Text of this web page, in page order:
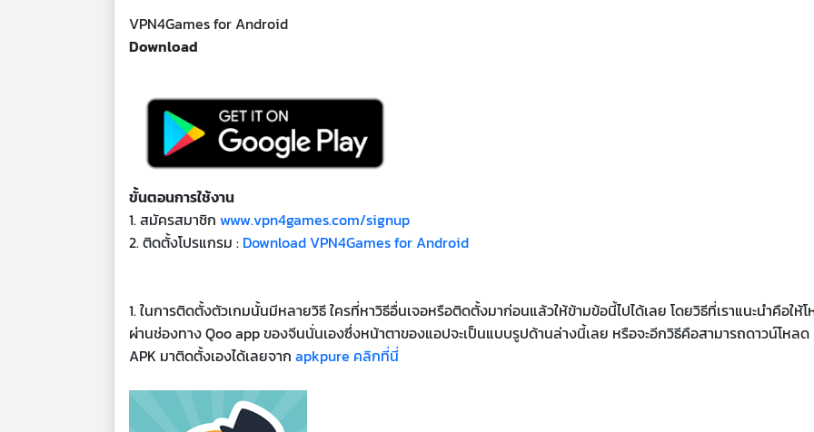
VPN4Games for Android
Download
ขั้นตอนการใช้งาน
1. สมัครสมาชิก www.vpn4games.com/signup
2. ติดตั้งโปรแกรม : Download VPN4Games for Android
1. ในการติดตั้งตัวเกมนั้นมีหลายวิธี ใครที่หาวิธีอื่นเจอหรือติดตั้งมาก่อนแล้วให้ข้ามข้อนี้ไปได้เลย โดยวิธีที่เราแนะนำคือให้
ผ่านช่องทาง Qoo app ของจีนนั่นเองซึ่งหน้าตาของแอปจะเป็นแบบรูปด้านล่างนี้เลย หรือจะอีกวิธีคือสามารถดาวน์โหลด
APK มาติดตั้งเองได้เลยจาก apkpure คลิกที่นี่